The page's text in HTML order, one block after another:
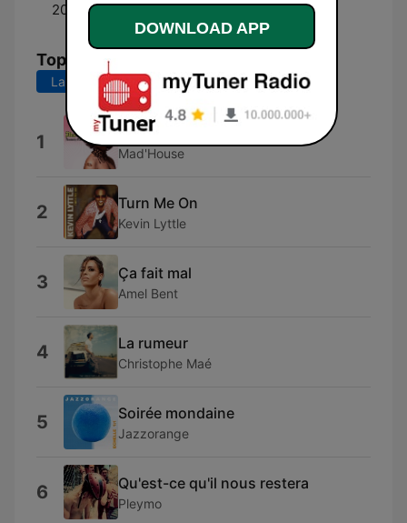
20:00 - 00:00 Alexandre Lefort
Top Songs
Last 7 days Last 30 days
1 Like a Prayer
Mad'House
2 Turn Me On
Kevin Lyttle
3 Ça fait mal
Amel Bent
4 La rumeur
Christophe Maé
5 Soirée mondaine
Jazzorange
6 Qu'est-ce qu'il nous restera
Pleymo
DOWNLOAD APP